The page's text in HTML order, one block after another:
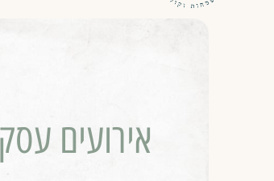
אירועים